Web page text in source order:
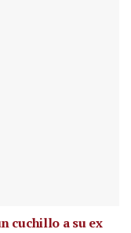
cuchillo a su ex